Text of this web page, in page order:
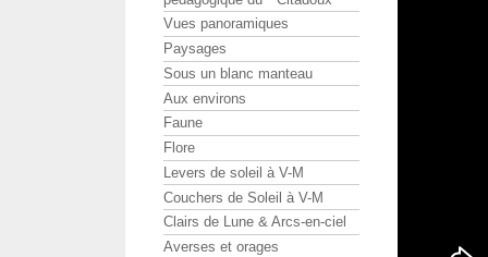
Vues panoramiques
Paysages
Sous un blanc manteau
Aux environs
Faune
Flore
Levers de soleil à V-M
Couchers de Soleil à V-M
Clairs de Lune & Arcs-en-ciel
Averses et orages